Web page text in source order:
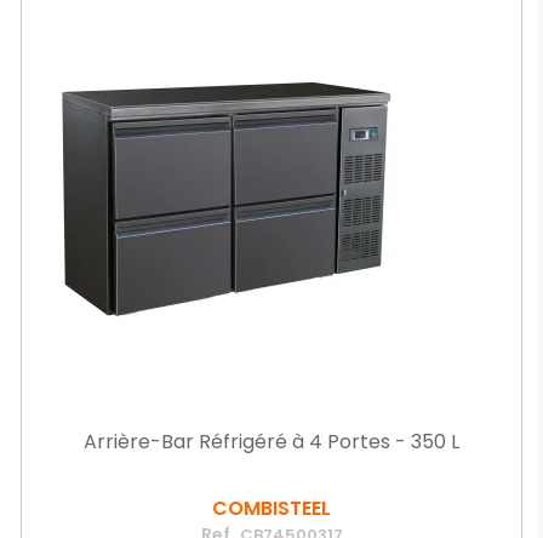
Arrière-Bar Réfrigéré à 4 Portes - 350 L
COMBISTEEL